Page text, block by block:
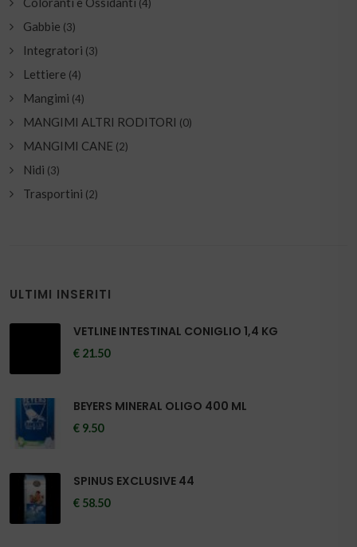
(4)
Gabbie (3)
Integratori (3)
Lettiere (4)
Mangimi (4)
MANGIMI ALTRI RODITORI (0)
MANGIMI CANE (2)
Nidi (3)
Trasportini (2)
ULTIMI INSERITI
VETLINE INTESTINAL CONIGLIO 1,4 KG
€ 21.50
BEYERS MINERAL OLIGO 400 ML
€ 9.50
SPINUS EXCLUSIVE 44
€ 58.50